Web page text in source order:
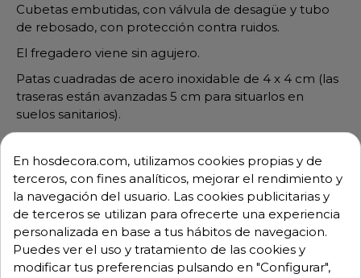
Cubetas embutidas, con válvula de desagüe y tubo
de rebosado, con protección contra ruidos.
El fregadero viene sin agujero.
Patas cuadradas de acero inoxidable de 4 x 4 cm (las
traseras están avanzadas 5 cm para situarlos en
suelos sanitarios).
El mueble o bastidor que sujeta el fregadero inox se
adapta con gran facilidad.
Encimera de trabajo totalmente soldada y con
bordes redondeados.
Se entregan desmontadas para un mejor transporte
y almacenaje pero su montaje es muy fácil y rápido.
En hosdecora.com, utilizamos cookies propias y de
terceros, con fines analíticos, mejorar el rendimiento y
la navegación del usuario. Las cookies publicitarias y
de terceros se utilizan para ofrecerte una experiencia
personalizada en base a tus hábitos de navegacion.
Puedes ver el uso y tratamiento de las cookies y
modificar tus preferencias pulsando en "Configurar",